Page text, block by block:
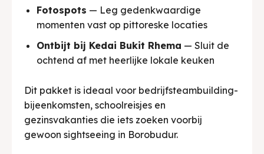
Fotospots — Leg gedenkwaardige
momenten vast op pittoreske locaties
Ontbijt bij Kedai Bukit Rhema — Sluit de
ochtend af met heerlijke lokale keuken
Dit pakket is ideaal voor bedrijfsteambuilding-
bijeenkomsten, schoolreisjes en
gezinsvakanties die iets zoeken voorbij
gewoon sightseeing in Borobudur.